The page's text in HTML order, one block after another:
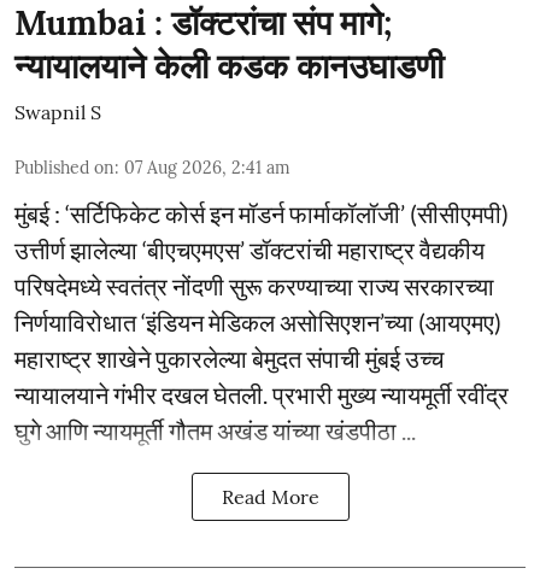
Mumbai : डॉक्टरांचा संप मागे;
न्यायालयाने केली कडक कानउघाडणी
Swapnil S
Published on: 07 Aug 2026, 2:41 am
मुंबई : ‘सर्टिफिकेट कोर्स इन मॉडर्न फार्माकॉलॉजी’ (सीसीएमपी)
उत्तीर्ण झालेल्या ‘बीएचएमएस’ डॉक्टरांची महाराष्ट्र वैद्यकीय
परिषदेमध्ये स्वतंत्र नोंदणी सुरू करण्याच्या राज्य सरकारच्या
निर्णयाविरोधात ‘इंडियन मेडिकल असोसिएशन’च्या (आयएमए)
महाराष्ट्र शाखेने पुकारलेल्या बेमुदत संपाची मुंबई उच्च
न्यायालयाने गंभीर दखल घेतली. प्रभारी मुख्य न्यायमूर्ती रवींद्र
घुगे आणि न्यायमूर्ती गौतम अखंड यांच्या खंडपीठा ...
Read More